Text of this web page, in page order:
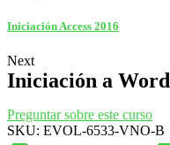
Iniciación Access 2016
Next
Iniciación a
Preguntar sobre este curso
SKU: EVOL-6533-VNO-B